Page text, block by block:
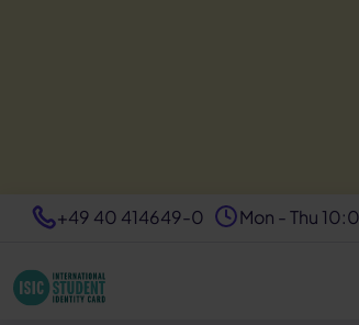
+49 40 414649-0 Mon - Thu